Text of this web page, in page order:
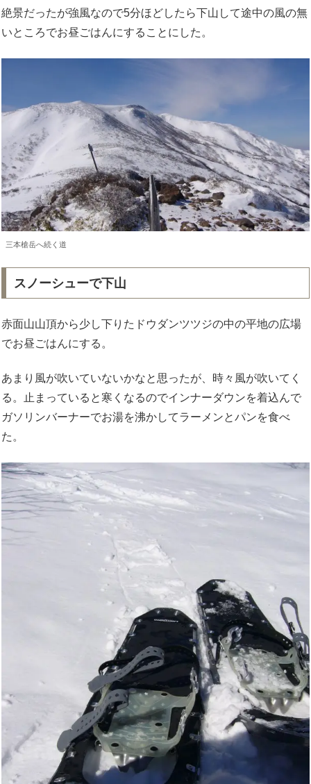
絶景だったが強風なので5分ほどしたら下山して途中の風の無
いところでお昼ごはんにすることにした。
三本槍岳へ続く道
スノーシューで下山
赤面山山頂から少し下りたドウダンツツジの中の平地の広場
でお昼ごはんにする。
あまり風が吹いていないかなと思ったが、時々風が吹いてく
る。止まっていると寒くなるのでインナーダウンを着込んで
ガソリンバーナーでお湯を沸かしてラーメンとパンを食べ
た。